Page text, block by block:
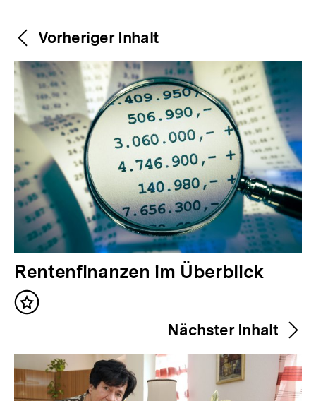
Weitere
Inhalte
Content-
Navigation
Vorheriger Inhalt
V
o
r
e
r
Rentenfinanzen im Überblick
Inhalt
Nächster Inhalt